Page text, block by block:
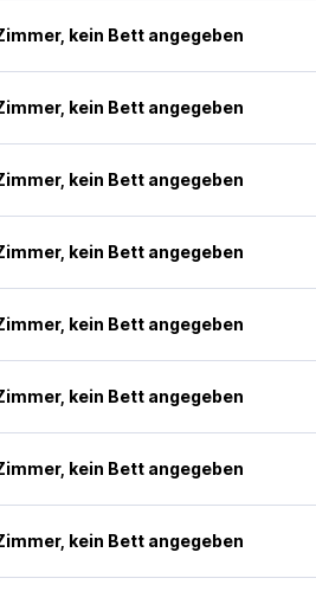
kein Bett angegeben
kein Bett angegeben
kein Bett angegeben
kein Bett angegeben
kein Bett angegeben
kein Bett angegeben
kein Bett angegeben
kein Bett angegeben